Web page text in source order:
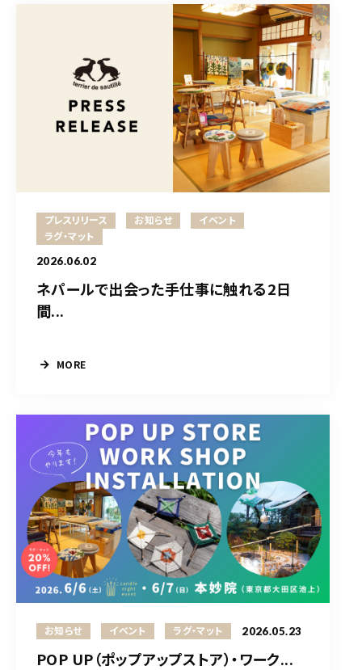
プレスリリース お知らせ
イベント
ラグ・マット
2026.06.02
ネパールで出会った手仕事に触れる2日
間...
MORE
お知らせ イベント ラグ・マット 2026.05.23
POP UP（ポップアップストア）・ワーク...